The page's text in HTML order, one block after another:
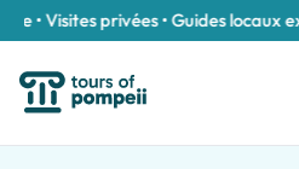
Visites privées • Guides locaux